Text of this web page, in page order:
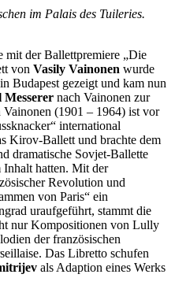
im Palais des Tuileries.
mit der Ballettpremiere „Die
von Vasily Vainonen wurde
Budapest gezeigt und kam nun
Messerer nach Vainonen zur
(1901 – 1964) ist vor
international
Kirov-Ballett und brachte dem
dramatische Sovjet-Ballette
Inhalt hatten. Mit der
Revolution und
von Paris“ ein
uraufgeführt, stammt die
nur Kompositionen von Lully
der französischen
Das Libretto schufen
als Adaption eines Werks